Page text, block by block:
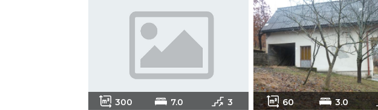
300 7.0 3 60 3.0